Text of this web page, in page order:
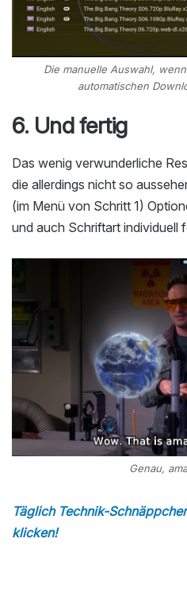
Die manuelle Auswahl,
automatischen
6. Und fertig
Das wenig verwunderliche
die allerdings nicht so
(im Menü von Schritt 1)
und auch Schriftart individuell
Genau,
Täglich Technik-
klicken!